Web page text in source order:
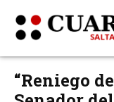
“Reniego